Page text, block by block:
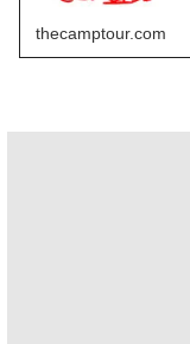
thecamptour.com